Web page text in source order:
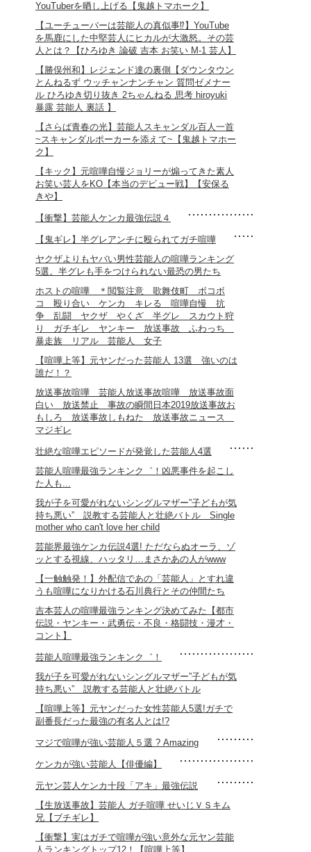
YouTuberを晒し上げる【鬼越トマホーク】
【ユーチューバーは芸能人の真似事⁉︎】YouTube
を馬鹿にした中堅芸人にヒカルが大激怒。その芸
人とは？【ひろゆき 論破 吉本 お笑い M-1 芸人】
【勝俣州和】レジェンド達の裏側【ダウンタウン
とんねるず ウッチャンナンチャン 質問ゼメナー
ル ひろゆき切り抜き 2ちゃんねる 思考 hiroyuki
暴露 芸能人 裏話 】
【さらば青春の光】芸能人スキャンダル百人一首
~スキャンダルポーカーを添えて~【鬼越トマホー
ク】
【キック】元喧嘩自慢ジョリーが煽ってきた素人
お笑い芸人をKO【本当のデビュー戦】【安保る
きや】
【衝撃】芸能人ケンカ最強伝説４
【鬼ギレ】半グレアンチに殴られてガチ喧嘩
ヤクザよりもヤバい男性芸能人の喧嘩ランキング
5選。半グレも手をつけられない最恐の男たち
ホストの喧嘩 ＊閲覧注意 歌舞伎町 ボコボ
コ 殴り合い ケンカ キレる 喧嘩自慢 抗
争 乱闘 ヤクザ やくざ 半グレ スカウト狩
り ガチギレ ヤンキー 放送事故 ふわっち
暴走族 リアル 芸能人 女子
【喧嘩上等】元ヤンだった芸能人 13選 強いのは
誰だ！？
放送事故喧嘩 芸能人放送事故喧嘩 放送事故面
白い 放送禁止 事故の瞬間日本2019放送事故お
もしろ 放送事故しもねた 放送事故ニュース
マジギレ
壮絶な喧嘩エピソードが発覚した芸能人4選
芸能人喧嘩最強ランキンク゛！凶悪事件を起こし
た人も...
我が子を可愛がれないシングルマザー”子どもが気
持ち悪い” 説教する芸能人と壮絶バトル Single
mother who can't love her child
芸能界最強ケンカ伝説4選! ただならぬオーラ、ゾ
ッとする視線、ハッタリ…まさかあの人がwww
【一触触発！】外配信であの「芸能人」とすれ違
うも喧嘩になりかける石川典行とその仲間たち
吉本芸人の喧嘩最強ランキング決めてみた【都市
伝説・ヤンキー・武勇伝・不良・格闘技・漫才・
コント】
芸能人喧嘩最強ランキンク゛！
我が子を可愛がれないシングルマザー”子どもが気
持ち悪い” 説教する芸能人と壮絶バトル
【喧嘩上等】元ヤンだった女性芸能人5選!ガチで
副番長だった最強の有名人とは!?
マジで喧嘩が強い芸能人５選 ? Amazing
ケンカが強い芸能人【俳優編】
元ヤン芸人ケンカ十段「アキ」最強伝説
【生放送事故】芸能人 ガチ喧嘩 せいじＶＳキム
兄【ブチギレ】
【衝撃】実はガチで喧嘩が強い意外な元ヤン芸能
人ランキングトップ12！【喧嘩上等】